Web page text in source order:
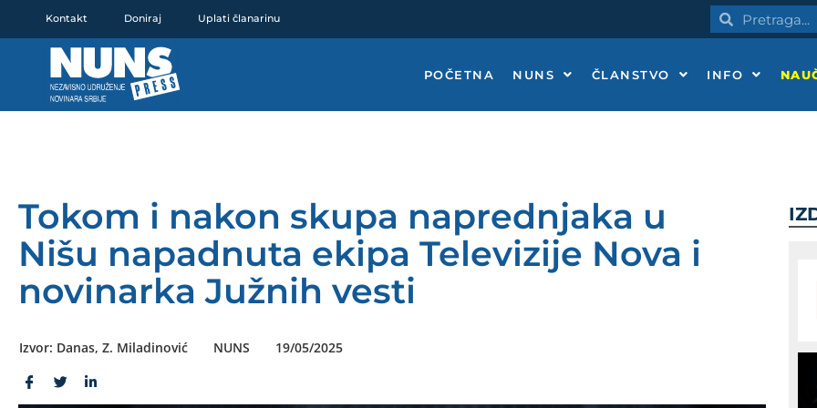
Kontakt Doniraj Uplati članarinu PretragaPretraga
POČETNA NUNS ČLANSTVO INFO
Tokom i nakon skupa naprednjaka u
Nišu napadnuta ekipa Televizije Nova i
novinarka Južnih vesti
Izvor: Danas, Z. Miladinović NUNS 19/05/2025